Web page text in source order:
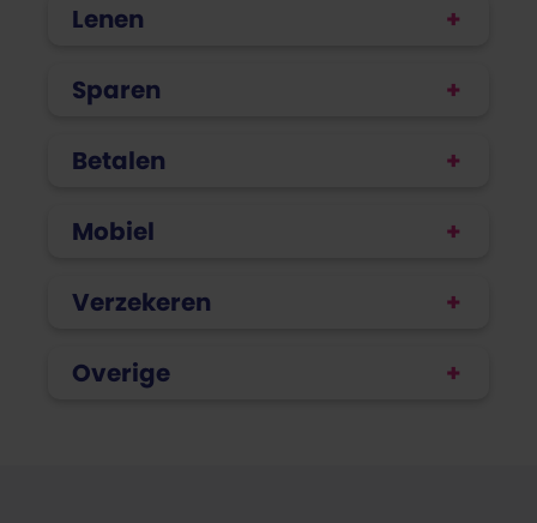
Lenen
Sparen
Betalen
Mobiel
Verzekeren
Overige